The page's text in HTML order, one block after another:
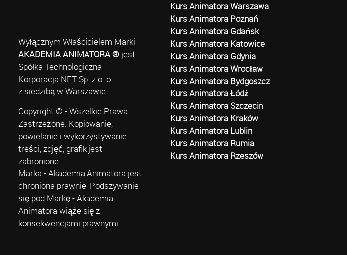
Wyłącznym Właścicielem Marki
AKADEMIA ANIMATORA ®jest
Spółka Technologiczna
Korporacja.NET Sp. z o. o.
z siedzibą w Warszawie.
Copyright © - Wszelkie Prawa
Zastrzeżone. Kopiowanie,
powielanie i wykorzystywanie
treści, zdjęć, grafik jest
zabronione.
Marka - Akademia Animatora jest
chroniona prawnie. Podszywanie
się pod Markę - Akademia
Animatora wiąże się z
konsekwencjami prawnymi.
Kurs Animatora Warszawa
Kurs Animatora Poznań
Kurs Animatora Gdańsk
Kurs Animatora Katowice
Kurs Animatora Gdynia
Kurs Animatora Wrocław
Kurs Animatora Bydgoszcz
Kurs Animatora Łódź
Kurs Animatora Szczecin
Kurs Animatora Kraków
Kurs Animatora Lublin
Kurs Animatora Rumia
Kurs Animatora Rzeszów